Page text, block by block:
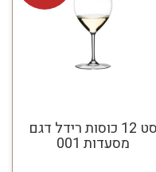
סט 12 כוסות רידל דגם
מסעדות 001